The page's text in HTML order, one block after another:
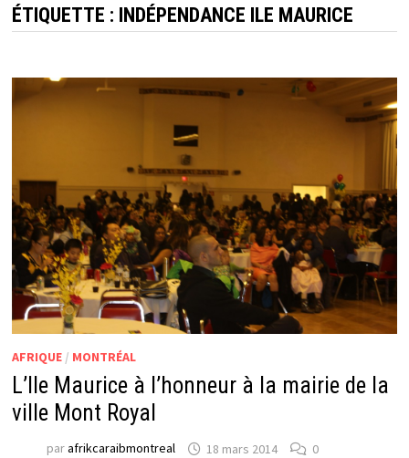
ÉTIQUETTE : INDÉPENDANCE ILE MAURICE
AFRIQUE/ MONTRÉAL
L’Ile Maurice à l’honneur à la mairie de la
ville Mont Royal
parafrikcaraibmontreal 18 mars 2014 0